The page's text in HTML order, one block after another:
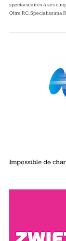
spectaculaires à ses
Oltre RC, Specialissima
Impossible de